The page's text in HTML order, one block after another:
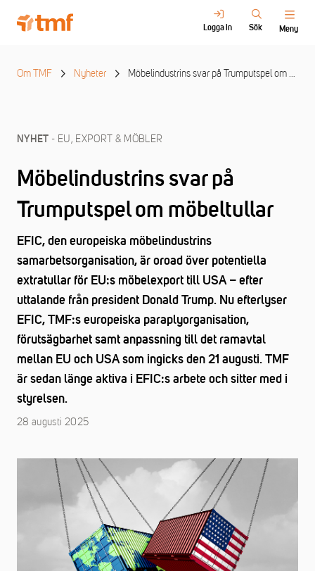
Logga in Sök Meny
Om TMF Nyheter Möbelindustrins svar på Trumputspel om möbeltullar
NYHET - EU, EXPORT & MÖBLER
Möbelindustrins svar på
Trumputspel om möbeltullar
EFIC, den europeiska möbelindustrins
samarbetsorganisation, är oroad över potentiella
extratullar för EU:s möbelexport till USA – efter
uttalande från president Donald Trump. Nu efterlyser
EFIC, TMF:s europeiska paraplyorganisation,
förutsägbarhet samt anpassning till det ramavtal
mellan EU och USA som ingicks den 21 augusti. TMF
är sedan länge aktiva i EFIC:s arbete och sitter med i
styrelsen.
28 augusti 2025